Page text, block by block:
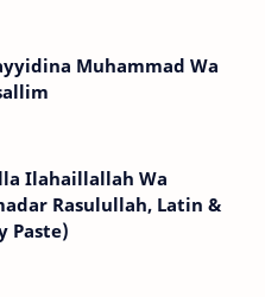
Muhammad Wa
Ilahaillallah Wa
Rasulullah, Latin &
Paste)